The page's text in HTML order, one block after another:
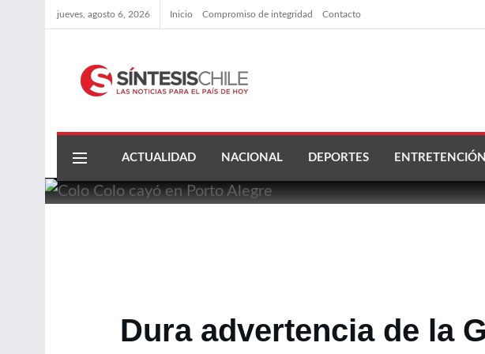
jueves, agosto 6, 2026 Inicio Compromiso de integridad Contacto
ACTUALIDAD NACIONAL DEPORTES ENTRETENCIÓN
Dura advertencia de la